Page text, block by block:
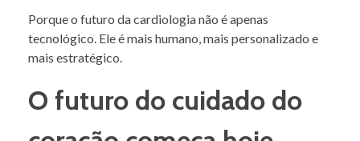
Porque o futuro da cardiologia não é apenas
tecnológico. Ele é mais humano, mais personalizado e
mais estratégico.
O futuro do cuidado do